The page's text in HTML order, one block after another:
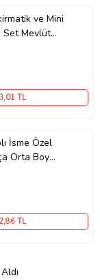
ve Mini
Set Mevlüt
,01 TL
İsme Özel
Orta Boy
,86 TL